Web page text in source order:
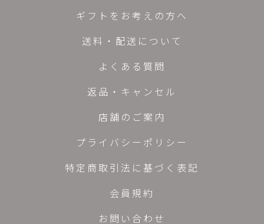
ギフトをお考えの方へ
送料・配送について
よくある質問
返品・キャンセル
店舗のご案内
プライバシーポリシー
特定商取引法に基づく表記
会員規約
お問い合わせ